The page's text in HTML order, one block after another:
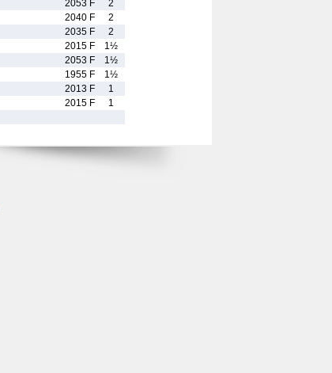
2053 F
2
2040 F
2
2035 F
2
2015 F
1½
2053 F
1½
1955 F
1½
2013 F
1
2015 F
1